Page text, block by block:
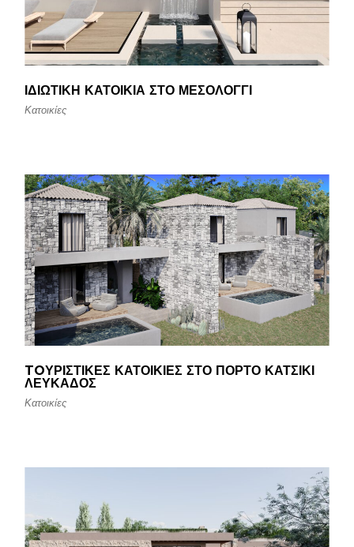
ΙΔΙΩΤΙΚΉ ΚΑΤΟΙΚΊΑ ΣΤΟ ΜΕΣΟΛΌΓΓΙ
Κατοικίες
TOΥΡΙΣΤΙΚΈΣ ΚΑΤΟΙΚΊΕΣ ΣΤΟ ΠΌΡΤΟ ΚΑΤΣΊΚΙ
ΛΕΥΚΆΔΟΣ
Κατοικίες